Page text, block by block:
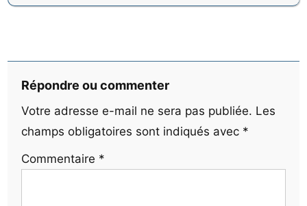
Répondre ou commenter
Votre adresse e-mail ne sera pas publiée. Les
champs obligatoires sont indiqués avec *
Commentaire *